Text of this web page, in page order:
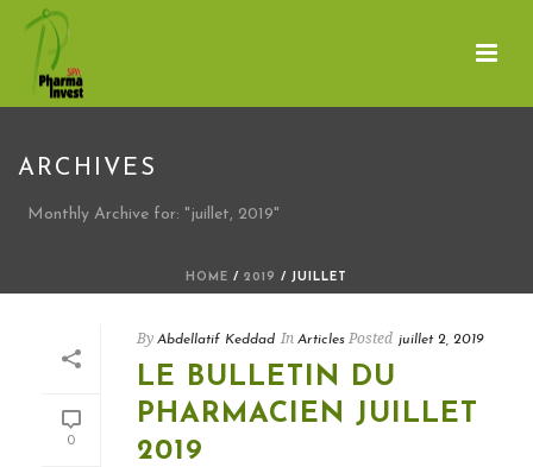
ARCHIVES
Monthly Archive for: "juillet, 2019"
HOME / 2019 / JUILLET
0
By Abdellatif Keddad In Articles Posted juillet 2, 2019
LE BULLETIN DU
PHARMACIEN JUILLET
2019